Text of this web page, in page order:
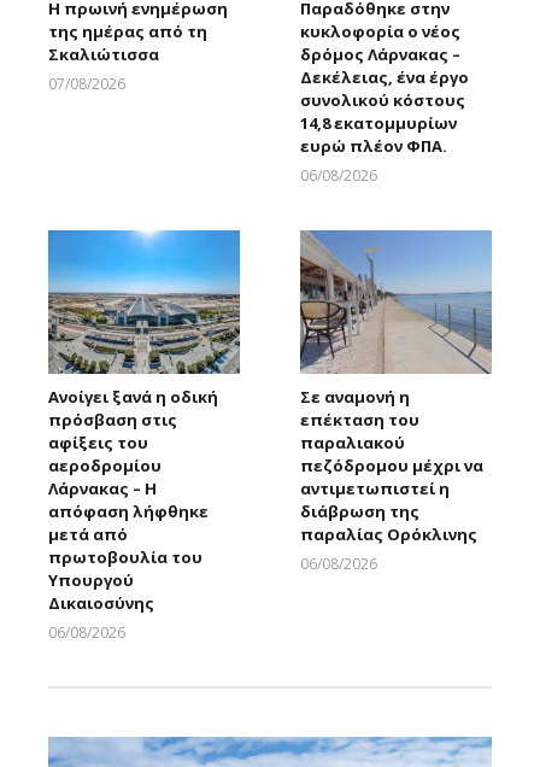
Η πρωινή ενημέρωση
της ημέρας από τη
Σκαλιώτισσα
07/08/2026
Παραδόθηκε στην
κυκλοφορία ο νέος
δρόμος Λάρνακας –
Δεκέλειας, ένα έργο
συνολικού κόστους
14,8 εκατομμυρίων
ευρώ πλέον ΦΠΑ.
06/08/2026
Ανοίγει ξανά η οδική
πρόσβαση στις
αφίξεις του
αεροδρομίου
Λάρνακας – Η
απόφαση λήφθηκε
μετά από
πρωτοβουλία του
Υπουργού
Δικαιοσύνης
06/08/2026
Σε αναμονή η
επέκταση του
παραλιακού
πεζόδρομου μέχρι να
αντιμετωπιστεί η
διάβρωση της
παραλίας Ορόκλινης
06/08/2026